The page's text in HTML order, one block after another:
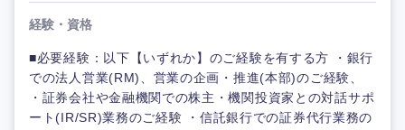
経験・資格
■必要経験：以下【いずれか】のご経験を有する方 ・銀行
での法人営業(RM)、営業の企画・推進(本部)のご経験、
・証券会社や金融機関での株主・機関投資家との対話サポ
ート(IR/SR)業務のご経験 ・信託銀行での証券代行業務の